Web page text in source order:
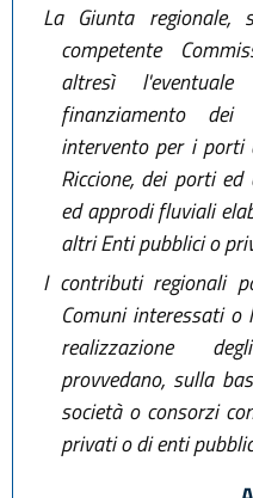
La Giunta regionale,
competente
altresì
finanziamento
intervento per i porti
Riccione, dei porti
ed approdi fluviali
altri Enti pubblici o
I contributi regionali
Comuni interessati o
realizzazione
provvedano, sulla
società o consorzi
privati o di enti